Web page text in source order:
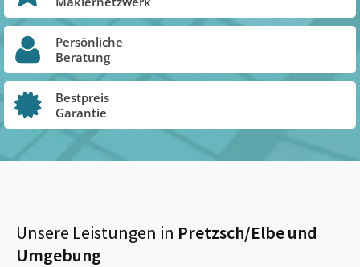
Persönliche
Beratung
Bestpreis
Garantie
Unsere Leistungen in Pretzsch/Elbeund
Umgebung